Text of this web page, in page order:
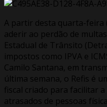
A partir desta quarta-feira
aderir ao perdão de
Estadual de Trânsito
impostos como IPVA e
Camilo Santana, em
última semana, o Refis é
fiscal criado para facilitar
atrasados de pessoas